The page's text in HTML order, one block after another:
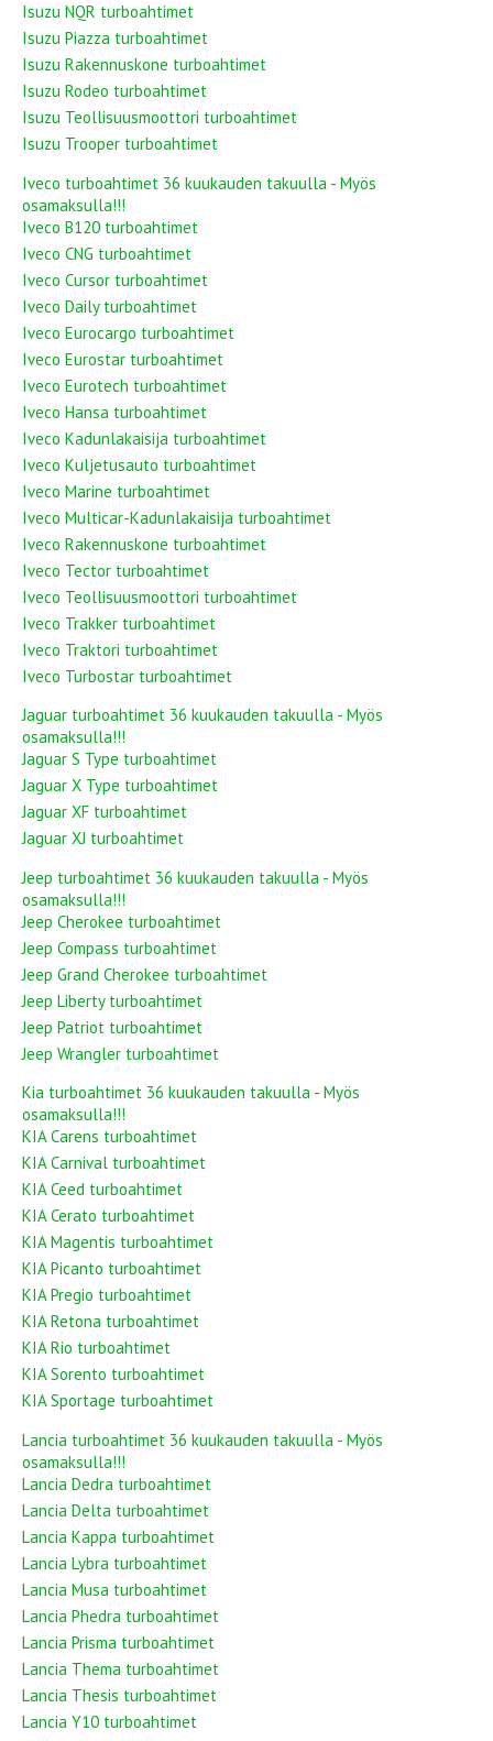
Isuzu NQR turboahtimet
Isuzu Piazza turboahtimet
Isuzu Rakennuskone turboahtimet
Isuzu Rodeo turboahtimet
Isuzu Teollisuusmoottori turboahtimet
Isuzu Trooper turboahtimet
Iveco turboahtimet 36 kuukauden takuulla - Myös
osamaksulla!!!
Iveco B120 turboahtimet
Iveco CNG turboahtimet
Iveco Cursor turboahtimet
Iveco Daily turboahtimet
Iveco Eurocargo turboahtimet
Iveco Eurostar turboahtimet
Iveco Eurotech turboahtimet
Iveco Hansa turboahtimet
Iveco Kadunlakaisija turboahtimet
Iveco Kuljetusauto turboahtimet
Iveco Marine turboahtimet
Iveco Multicar-Kadunlakaisija turboahtimet
Iveco Rakennuskone turboahtimet
Iveco Tector turboahtimet
Iveco Teollisuusmoottori turboahtimet
Iveco Trakker turboahtimet
Iveco Traktori turboahtimet
Iveco Turbostar turboahtimet
Jaguar turboahtimet 36 kuukauden takuulla - Myös
osamaksulla!!!
Jaguar S Type turboahtimet
Jaguar X Type turboahtimet
Jaguar XF turboahtimet
Jaguar XJ turboahtimet
Jeep turboahtimet 36 kuukauden takuulla - Myös
osamaksulla!!!
Jeep Cherokee turboahtimet
Jeep Compass turboahtimet
Jeep Grand Cherokee turboahtimet
Jeep Liberty turboahtimet
Jeep Patriot turboahtimet
Jeep Wrangler turboahtimet
Kia turboahtimet 36 kuukauden takuulla - Myös
osamaksulla!!!
KIA Carens turboahtimet
KIA Carnival turboahtimet
KIA Ceed turboahtimet
KIA Cerato turboahtimet
KIA Magentis turboahtimet
KIA Picanto turboahtimet
KIA Pregio turboahtimet
KIA Retona turboahtimet
KIA Rio turboahtimet
KIA Sorento turboahtimet
KIA Sportage turboahtimet
Lancia turboahtimet 36 kuukauden takuulla - Myös
osamaksulla!!!
Lancia Dedra turboahtimet
Lancia Delta turboahtimet
Lancia Kappa turboahtimet
Lancia Lybra turboahtimet
Lancia Musa turboahtimet
Lancia Phedra turboahtimet
Lancia Prisma turboahtimet
Lancia Thema turboahtimet
Lancia Thesis turboahtimet
Lancia Y10 turboahtimet